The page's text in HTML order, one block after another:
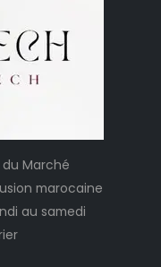
du Marché
marocaine
au samedi